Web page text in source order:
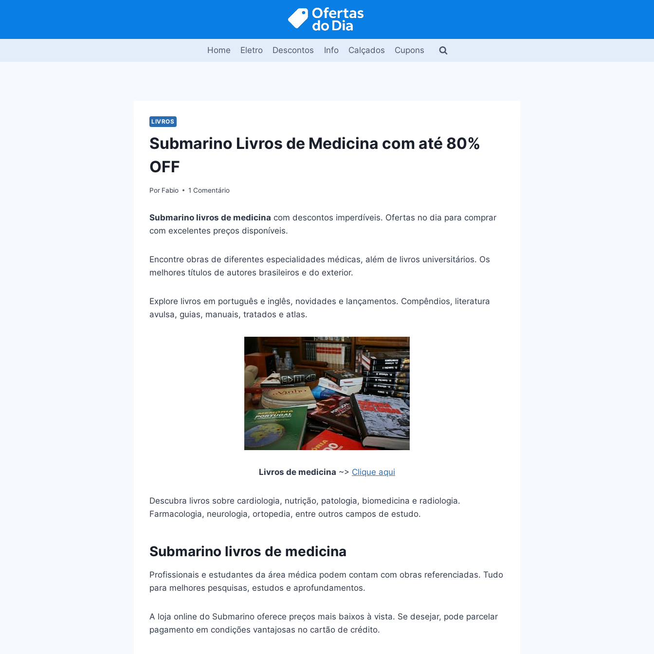
Home Eletro Descontos Info Calçados Cupons
LIVROS
Submarino Livros de Medicina com até 80%
OFF
Por Fabio 1 Comentário
Submarino livros de medicina com descontos imperdíveis. Ofertas no dia para comprar
com excelentes preços disponíveis.
Encontre obras de diferentes especialidades médicas, além de livros universitários. Os
melhores títulos de autores brasileiros e do exterior.
Explore livros em português e inglês, novidades e lançamentos. Compêndios, literatura
avulsa, guias, manuais, tratados e atlas.
Livros de medicina ~> Clique aqui
Descubra livros sobre cardiologia, nutrição, patologia, biomedicina e radiologia.
Farmacologia, neurologia, ortopedia, entre outros campos de estudo.
Submarino livros de medicina
Profissionais e estudantes da área médica podem contam com obras referenciadas. Tudo
para melhores pesquisas, estudos e aprofundamentos.
A loja online do Submarino oferece preços mais baixos à vista. Se desejar, pode parcelar
pagamento em condições vantajosas no cartão de crédito.